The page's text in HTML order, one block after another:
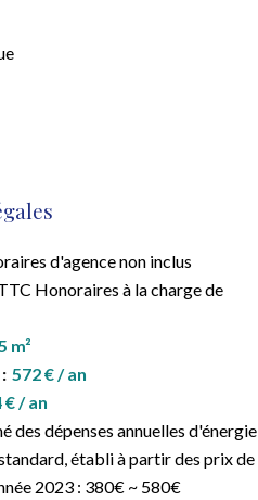
d'agence non inclus
Honoraires à la charge de
m²
572 € / an
€ / an
des dépenses annuelles d'énergie
établi à partir des prix de
2023 : 380€ ~ 580€